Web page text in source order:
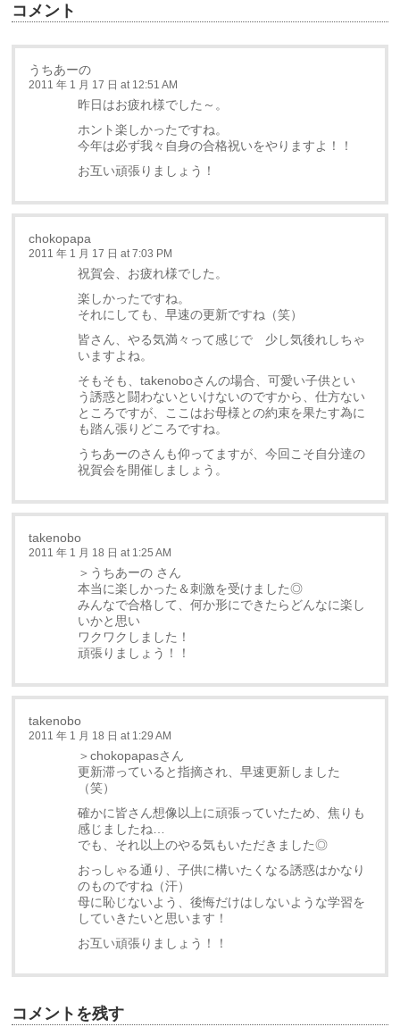
コメント
うちあーの
2011 年 1 月 17 日 at 12:51 AM
昨日はお疲れ様でした～。
ホント楽しかったですね。
今年は必ず我々自身の合格祝いをやりますよ！！
お互い頑張りましょう！
chokopapa
2011 年 1 月 17 日 at 7:03 PM
祝賀会、お疲れ様でした。
楽しかったですね。
それにしても、早速の更新ですね（笑）
皆さん、やる気満々って感じで 少し気後れしちゃ
いますよね。
そもそも、takenoboさんの場合、可愛い子供とい
う誘惑と闘わないといけないのですから、仕方ない
ところですが、ここはお母様との約束を果たす為に
も踏ん張りどころですね。
うちあーのさんも仰ってますが、今回こそ自分達の
祝賀会を開催しましょう。
takenobo
2011 年 1 月 18 日 at 1:25 AM
＞うちあーの さん
本当に楽しかった＆刺激を受けました◎
みんなで合格して、何か形にできたらどんなに楽し
いかと思い
ワクワクしました！
頑張りましょう！！
takenobo
2011 年 1 月 18 日 at 1:29 AM
＞chokopapasさん
更新滞っていると指摘され、早速更新しました
（笑）
確かに皆さん想像以上に頑張っていたため、焦りも
感じましたね…
でも、それ以上のやる気もいただきました◎
おっしゃる通り、子供に構いたくなる誘惑はかなり
のものですね（汗）
母に恥じないよう、後悔だけはしないような学習を
していきたいと思います！
お互い頑張りましょう！！
コメントを残す